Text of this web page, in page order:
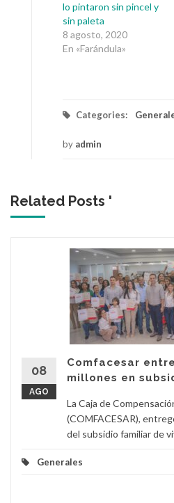
lo pintaron sin pincel y
sin paleta
8 agosto, 2020
En «Farándula»
Categories:
by admin
Related Posts '
08
AGO
Comfacesar
millones en
La Caja de
(COMFACESAR),
del subsidio familiar de
Generales